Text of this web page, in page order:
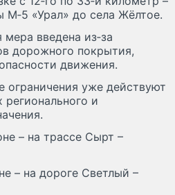
М‑5 «Урал» до села Жёлтое.
введена из‑за
дорожного покрытия,
движения.
ограничения уже действуют
регионального и
– на трассе Сырт –
– на дороге Светлый –